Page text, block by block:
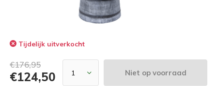
Tijdelijk uitverkocht
€176,95
€124,50 Niet op voorraad